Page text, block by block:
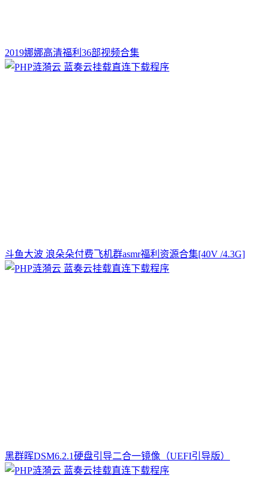
2019娜娜高清福利36部视频合集
斗鱼大波 浪朵朵付费飞机群asmr福利资源合集[40V /4.3G]
黑群晖DSM6.2.1硬盘引导二合一镜像（UEFI引导版）